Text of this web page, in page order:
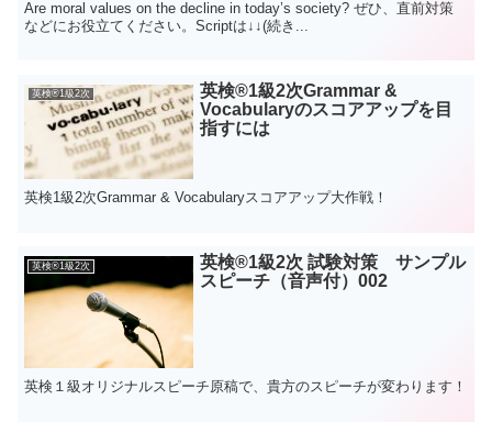
Are moral values on the decline in today’s society? ぜひ、直前対策
などにお役立てください。Scriptは↓↓(続き...
英検®1級2次
英検®️1級2次Grammar &
Vocabularyのスコアアップを目
指すには
英検1級2次Grammar & Vocabularyスコアアップ大作戦！
英検®1級2次
英検®1級2次 試験対策 サンプル
スピーチ（音声付）002
英検１級オリジナルスピーチ原稿で、貴方のスピーチが変わります！